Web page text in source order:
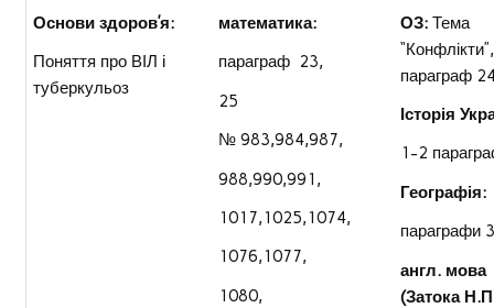
Основи здоров’я:
Поняття про ВІЛ і
туберкульоз
математика:
параграф 23,
25
№ 983,984,987,
988,990,991,
1017,1025,1074,
1076,1077,
1080,
ОЗ:Тема
“Конфлікти”,
параграф
Історія
1-2
Географія:
параграфи
англ. мова
(Затока